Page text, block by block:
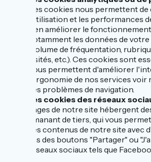
Ces cookies nous permettent
l'utilisation et les performances
d'en améliorer le
notamment les données de
(volume de fréquentation,
visités, etc.). Ces cookies sont
nous permettent d'améliorer
l'ergonomie de nos services
des problèmes de navigation.
Les cookies des réseaux
pages de notre site hébergent
émanant de tiers, qui vous
des contenus de notre site avec
cas des boutons "Partager" ou
réseaux sociaux tels que